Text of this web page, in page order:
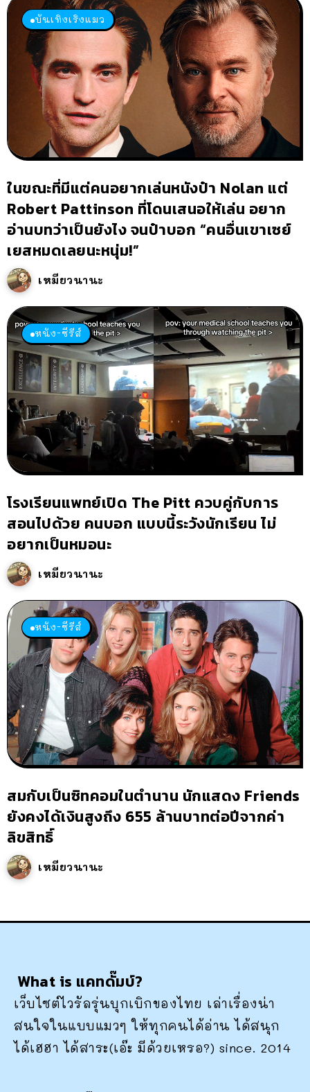
บันเทิงเริงแมว
ในขณะที่มีแต่คนอยากเล่นหนังป๋า Nolan แต่
Robert Pattinson ที่โดนเสนอให้เล่น อยาก
อ่านบทว่าเป็นยังไง จนป๋าบอก “คนอื่นเขาเซย์
เยสหมดเลยนะหนุ่ม!”
เหมียวนานะ
หนัง-ซีรีส์
โรงเรียนแพทย์เปิด The Pitt ควบคู่กับการ
สอนไปด้วย คนบอก แบบนี้ระวังนักเรียน ไม่
อยากเป็นหมอนะ
เหมียวนานะ
หนัง-ซีรีส์
สมกับเป็นซิทคอมในตำนาน นักแสดง Friends
ยังคงได้เงินสูงถึง 655 ล้านบาทต่อปีจากค่า
ลิขสิทธิ์
เหมียวนานะ
What is แคทดั๊มบ์?
เว็บไซต์ไวรัลรุ่นบุกเบิกของไทย เล่าเรื่องน่า
สนใจในแบบแมวๆ ให้ทุกคนได้อ่าน ได้สนุก
ได้เฮฮา ได้สาระ(เอ๊ะ มีด้วยเหรอ?) since. 2014